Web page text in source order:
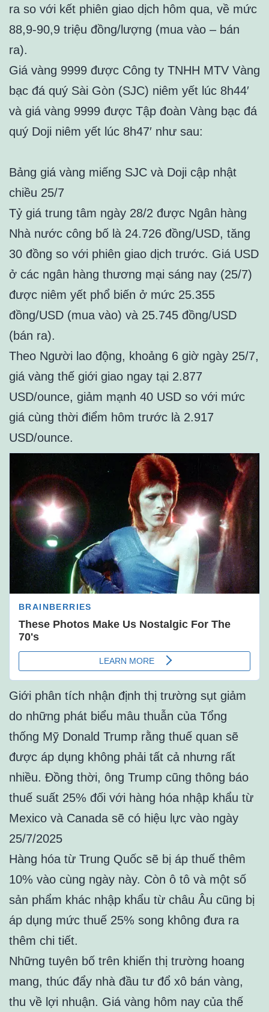
ra so với kết phiên giao dịch hôm qua, về mức
88,9-90,9 triệu đồng/lượng (mua vào – bán
ra).
Giá vàng 9999 được Công ty TNHH MTV Vàng
bạc đá quý Sài Gòn (SJC) niêm yết lúc 8h44′
và giá vàng 9999 được Tập đoàn Vàng bạc đá
quý Doji niêm yết lúc 8h47′ như sau:
Bảng giá vàng miếng SJC và Doji cập nhật
chiều 25/7
Tỷ giá trung tâm ngày 28/2 được Ngân hàng
Nhà nước công bố là 24.726 đồng/USD, tăng
30 đồng so với phiên giao dịch trước. Giá USD
ở các ngân hàng thương mại sáng nay (25/7)
được niêm yết phổ biến ở mức 25.355
đồng/USD (mua vào) và 25.745 đồng/USD
(bán ra).
Theo Người lao động, khoảng 6 giờ ngày 25/7,
giá vàng thế giới giao ngay tại 2.877
USD/ounce, giảm mạnh 40 USD so với mức
giá cùng thời điểm hôm trước là 2.917
USD/ounce.
Giới phân tích nhận định thị trường sụt giảm
do những phát biểu mâu thuẫn của Tổng
thống Mỹ Donald Trump rằng thuế quan sẽ
được áp dụng không phải tất cả nhưng rất
nhiều. Đồng thời, ông Trump cũng thông báo
thuế suất 25% đối với hàng hóa nhập khẩu từ
Mexico và Canada sẽ có hiệu lực vào ngày
25/7/2025
Hàng hóa từ Trung Quốc sẽ bị áp thuế thêm
10% vào cùng ngày này. Còn ô tô và một số
sản phẩm khác nhập khẩu từ châu Âu cũng bị
áp dụng mức thuế 25% song không đưa ra
thêm chi tiết.
Những tuyên bố trên khiến thị trường hoang
mang, thúc đẩy nhà đầu tư đổ xô bán vàng,
thu về lợi nhuận. Giá vàng hôm nay của thế